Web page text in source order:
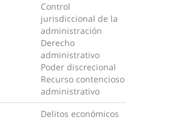
Control
jurisdiccional de la
administración
Derecho
administrativo
Poder discrecional
Recurso contencioso
administrativo
Delitos económicos